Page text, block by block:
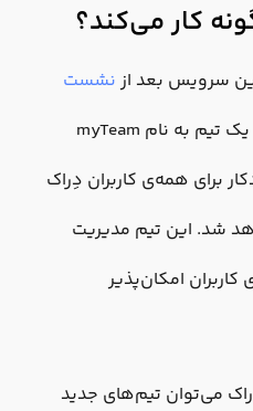
کار می‌کند؟
سرویس بعد از نشست
در آبان‌ ماه، یک تیم به نام myTeam
برای همه‌ی کاربران دِراک
شد. این تیم مدیریت
امکان‌پذیر
می‌توان تیم‌های جدید